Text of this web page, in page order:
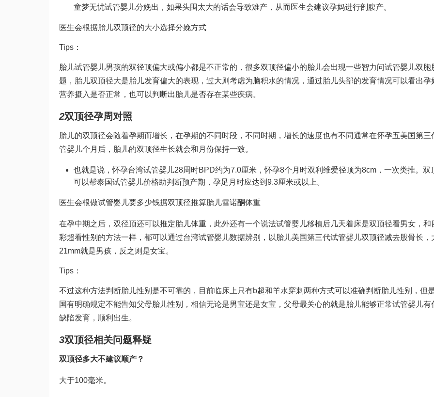
童梦无忧试管婴儿分娩出，如果头围太大的话会导致难产，从而医生会建议孕妈进行剖腹产。
医生会根据胎儿双顶径的大小选择分娩方式
Tips：
胎儿试管婴儿男孩的双径顶偏大或偏小都是不正常的，很多双顶径偏小的胎儿会出现一些智力问试管婴儿双胞
题，胎儿双顶径大是胎儿发育偏大的表现，过大则考虑为脑积水的情况，通过胎儿头部的发育情况可以看出孕
营养摄入是否正常，也可以判断出胎儿是否存在某些疾病。
2双顶径孕周对照
胎儿的双顶径会随着孕期而增长，在孕期的不同时段，不同时期，增长的速度也有不同通常在怀孕五美国第三
管婴儿个月后，胎儿的双顶径生长就会和月份保持一致。
也就是说，怀孕台湾试管婴儿28周时BPD约为7.0厘米，怀孕8个月时双利维爱径顶为8cm，一次类推。双
可以帮泰国试管婴儿价格助判断预产期，孕足月时应达到9.3厘米或以上。
医生会根做试管婴儿要多少钱据双顶径推算胎儿雪诺酮体重
在孕中期之后，双径顶还可以推定胎儿体重，此外还有一个说法试管婴儿移植后几天着床是双顶径看男女，和
彩超看性别的方法一样，都可以通过台湾试管婴儿数据辨别，以胎儿美国第三代试管婴儿双顶径减去股骨长，
21mm就是男孩，反之则是女宝。
Tips：
不过这种方法判断胎儿性别是不可靠的，目前临床上只有b超和羊水穿刺两种方式可以准确判断胎儿性别，但
国有明确规定不能告知父母胎儿性别，相信无论是男宝还是女宝，父母最关心的就是胎儿能够正常试管婴儿有
缺陷发育，顺利出生。
3双顶径相关问题释疑
双顶径多大不建议顺产？
大于100毫米。